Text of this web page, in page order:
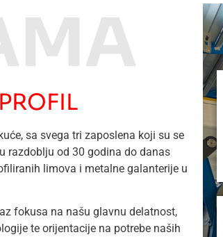
sa svega tri zaposlena koji su se
razdoblju od 30 godina do danas
limova i metalne galanterije u
fokusa na našu glavnu delatnost,
te orijentacije na potrebe naših